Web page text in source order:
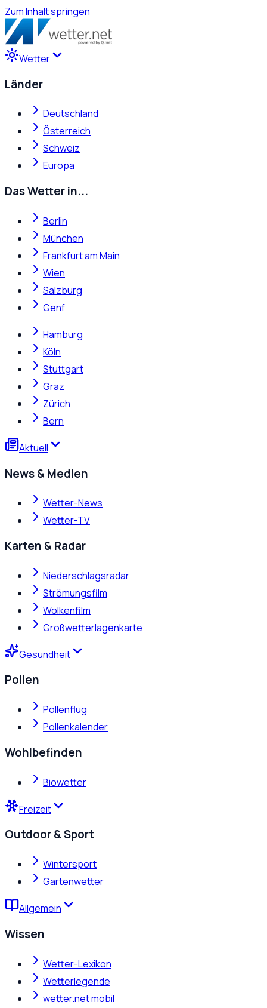
Zum Inhalt springen
Wetter
Länder
Deutschland
Österreich
Schweiz
Europa
Das Wetter in...
Berlin
München
Frankfurt am Main
Wien
Salzburg
Genf
Hamburg
Köln
Stuttgart
Graz
Zürich
Bern
Aktuell
News & Medien
Wetter-News
Wetter-TV
Karten & Radar
Niederschlagsradar
Strömungsfilm
Wolkenfilm
Großwetterlagenkarte
Gesundheit
Pollen
Pollenflug
Pollenkalender
Wohlbefinden
Biowetter
Freizeit
Outdoor & Sport
Wintersport
Gartenwetter
Allgemein
Wissen
Wetter-Lexikon
Wetterlegende
wetter.net mobil